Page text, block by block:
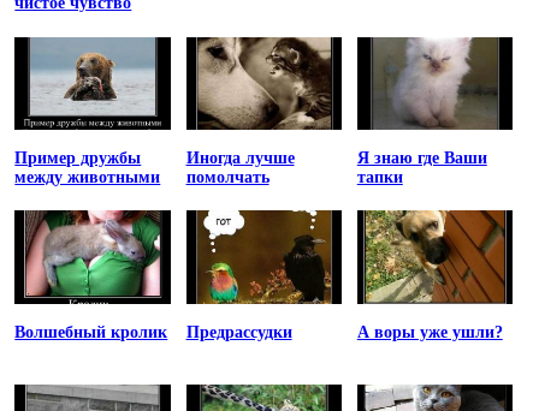
Пример дружбы
между животными
Иногда лучше
помолчать
Я знаю где Ваши
тапки
Волшебный кролик Предрассудки А воры уже ушли?